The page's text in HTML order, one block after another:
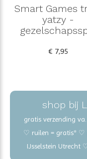
Smart Games
yatzy -
€ 7,95
shop bij
gratis verzending
♡ ruilen = gratis* ♡
IJsselstein Utrecht